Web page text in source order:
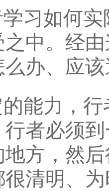
习如何
中。经
办、应
能力，
者必须
方，然
清明、